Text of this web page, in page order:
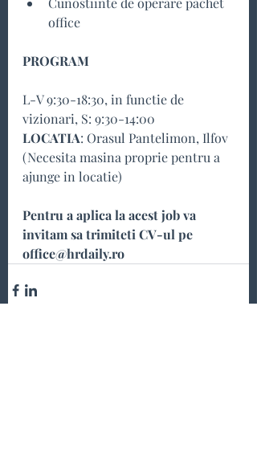
office
PROGRAM
L-V 9:30-18:30, in functie de
vizionari, S: 9:30-14:00
LOCATIA: Orasul Pantelimon, Ilfov
(Necesita masina proprie pentru a
ajunge in locatie)
Pentru a aplica la acest job va
invitam sa trimiteti CV-ul pe
office@hrdaily.ro